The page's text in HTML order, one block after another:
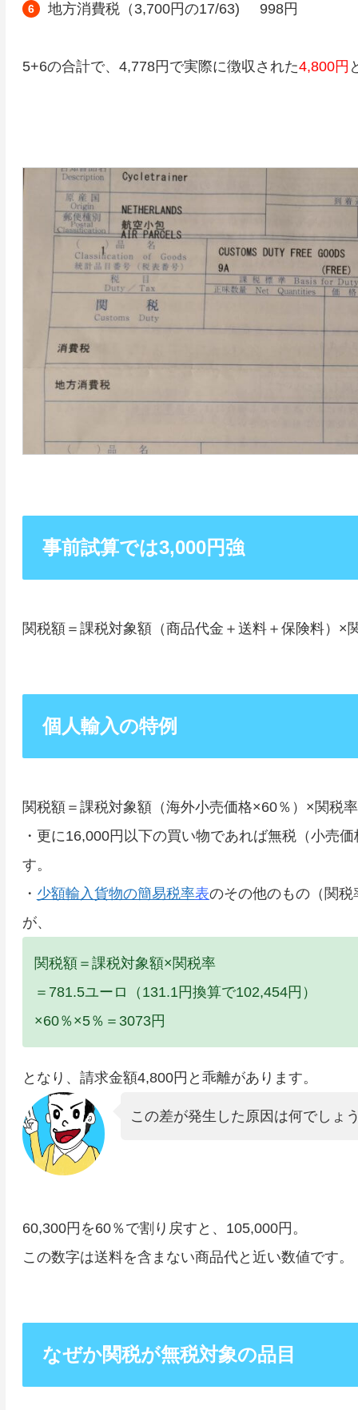
地方消費税（3,700円の17/63) 998円
5+6の合計で、4,778円で実際に徴収された4,800円
事前試算では3,000円強
関税額＝課税対象額（商品代金＋送料＋保険料）×
個人輸入の特例
関税額＝課税対象額（海外小売価格×60％）×関税率
・更に16,000円以下の買い物であれば無税（小売
す。
・ 少額輸入貨物の簡易税率表のその他のもの（関
が、
関税額＝課税対象額×関税率
＝781.5ユーロ（131.1円換算で102,454円）
×60％×5％＝3073円
となり、請求金額4,800円と乖離があります。
この差が発生した原因は何でしょ
60,300円を60％で割り戻すと、105,000円。
この数字は送料を含まない商品代と近い数値です。
なぜか関税が無税対象の品目